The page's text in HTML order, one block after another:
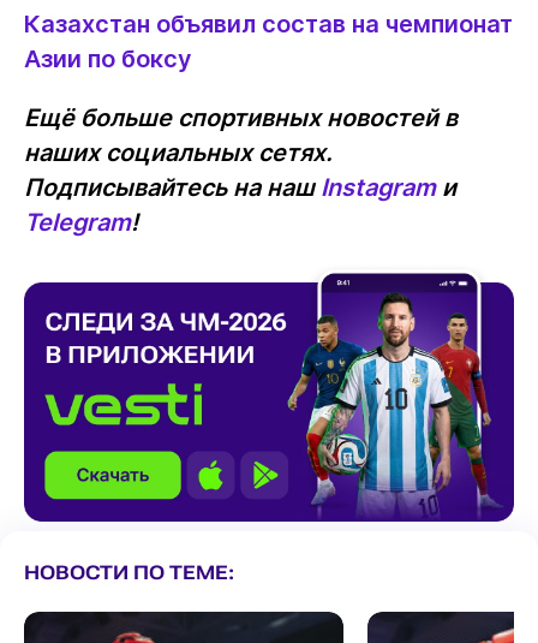
Казахстан объявил состав на чемпионат
Азии по боксу
Ещё больше спортивных новостей в
наших социальных сетях.
Подписывайтесь на нашInstagramи
Telegram!
НОВОСТИ ПО ТЕМЕ: